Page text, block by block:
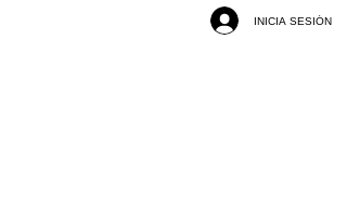
INICIA SESIÓN